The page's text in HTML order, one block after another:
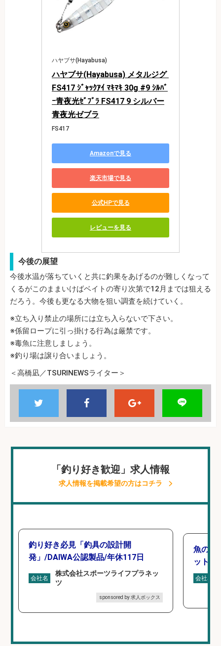
ハヤブサ(Hayabusa)
ハヤブサ(Hayabusa) メタルジグ
FS417 ｼﾞｬｯｸｱｲ ﾏｷﾏｷ 30g #9 ｼﾙﾊﾞ
ｰ青夜光ｾﾞﾌﾞﾗ FS417 9 シルバー
青夜光ゼブラ
FS417
Amazonで見る
楽天市場で見る
公式HPで見る
レビューを見る
今後の展望
今後水温が落ちていくと共に釣果をあげるのが難しくなって
くるがこのままいけばベイトの寄り次第で12月までは狙える
だろう。今後も更なる大物を狙い調査を続けていく。
※立ち入り禁止の場所には立ち入らないで下さい。
※係留ロープに引っ掛ける行為は厳禁です。
※毒魚に注意しましょう。
※釣り場は譲り合いましょう。
＜高橋凪／TSURINEWSライター＞
「釣り好き歓迎」求人情報
求人情報を掲載希望の方はコチラ
釣り好き必見「釣具の設計開
発」/DAIWA公認製品/年休117日
会社名
株式会社スポーツライフプラネッ
ツ
sponsored by 求人ボックス
魚の「
ットを
会社名